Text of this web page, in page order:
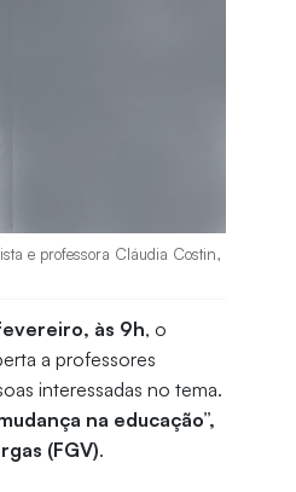
e professora Cláudia Costin,
às 9h, o
a professores
interessadas no tema.
na educação”,
(FGV).